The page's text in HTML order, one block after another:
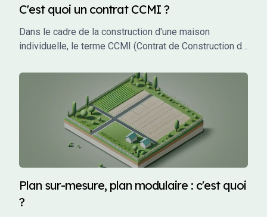
C'est quoi un contrat CCMI ?
Dans le cadre de la construction d'une maison
individuelle, le terme CCMI (Contrat de Construction de
contrat encadre les relations entre le futur propriétaire
et le constructeur, garantissant une protection juridique
et financière tout au long du projet. Mais qu'est-ce que
le CCMI exactement, et pourquoi est-il si crucial pour
les particuliers qui souhaitent faire construire leur
maison ? Cet article vous explique en détail ce qu'est
un CCMI, ses avantages, et les éléments qu'il doit
Plan sur-mesure, plan modulaire : c'est quoi
?